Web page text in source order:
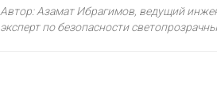
Автор: Азамат Ибрагимов, ведущий
эксперт по безопасности